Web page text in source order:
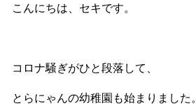
こんにちは、セキです。
コロナ騒ぎがひと段落して、
とらにゃんの幼稚園も始まりました。